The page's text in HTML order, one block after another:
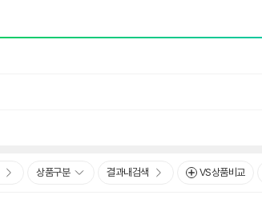
상품구분 결과내검색 VS상품비교